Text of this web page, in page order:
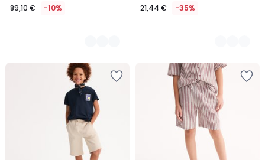
89,10 € -10% 21,44 € -35%